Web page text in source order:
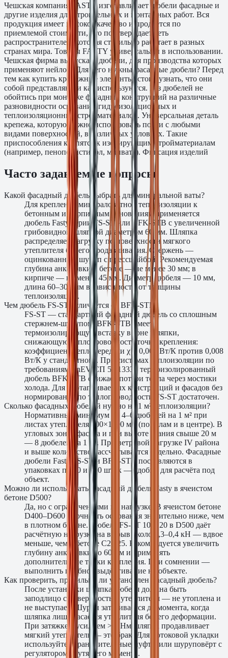
Чешская компания FASTY изготавливает дюбели фасадные и
другие изделия для строительных и монтажных работ. Вся
продукция имеет высокое качество и продается по
приемлемой стоимости, что подтверждает сеть
распространителей, которая стабильно работает в разных
странах мира. Товары FASTY универсальны в использовании.
Чешская фирма выпускает дюбели, для производства которых
применяют нейлон. Для чего нужны фасадные дюбели? Перед
тем как купить крепежные элементы, стоит узнать, что они
собой представляют и как используются. Без дюбелей не
обойтись при монтаже фасадных конструкций на различные
разновидности оснований гидроизоляционных и
теплоизоляционных стройматериалов. Универсальная деталь
крепежа, которую можно использовать почти с любыми
видами поверхностей, в различных условиях. Такие
приспособления крепятся к изолирующим стройматериалам
(например, пенополистирол, минвата). Фиксация изделий
Часто задаваемые вопросы
Какой фасадный дюбель выбрать для минеральной ваты?
Для крепления минераловатной теплоизоляции к
бетонным и кирпичным основаниям применяется
дюбель Fasty серии FS-ST или BFK-STB с увеличенной
грибовидной шляпкой диаметром 60 мм. Шляпка
распределяет нагрузку по поверхности мягкого
утеплителя без его продавливания. Стержень —
оцинкованный шуруп с прессшайбой. Рекомендуемая
глубина анкеровки в бетоне — не менее 30 мм; в
кирпиче — не менее 45 мм. Диаметр дюбеля — 10 мм,
длина 60–300 мм в зависимости от толщины
теплоизоляции.
Чем дюбель FS-ST отличается от BFK-STB?
FS-ST — стандартный фасадный дюбель со сплошным
стержнем-шурупом. BFK-STB имеет
термоизолирующую вставку в зоне шляпки,
снижающую теплопроводность точки крепления:
коэффициент теплопередачи χ ≤ 0,002 Вт/К против 0,008
Вт/К у стандартного. При системах теплоизоляции по
требованиям EnEV/СП 50.13330 термоизолированный
дюбель BFK-STB снижает потери тепла через мостики
холода. Для неотапливаемых конструкций и фасадов без
нормирования по теплопроводности FS-ST достаточен.
Сколько фасадных дюбелей нужно на 1 м² теплоизоляции?
Нормативный минимум — 4–6 дюбелей на 1 м² при
листах утеплителя 600×1200 мм (по углам и в центре). В
угловых зонах фасада и при высоте здания свыше 20 м
— 8 дюбелей на 1 м². При ветровой нагрузке IV района
и выше количество рассчитывается отдельно. Фасадные
дюбели Fasty FS-ST и BFK-STB поставляются в
упаковках по 50 и 100 штук — удобно для расчёта под
объект.
Можно ли использовать фасадный дюбель Fasty в ячеистом
бетоне D500?
Да, но с ограничениями по нагрузке. В ячеистом бетоне
D400–D600 прочность основания значительно ниже, чем
в плотном бетоне. Дюбель FS-ST 10×120 в D500 даёт
расчётную нагрузку на вырыв около 0,3–0,4 кН — вдвое
меньше, чем в бетоне C20/25. Рекомендуется увеличить
глубину анкеровки до 60 мм и применять
дополнительные точки крепления. При сомнении —
выполнить пробное выдёргивание на объекте.
Как проверить, правильно ли установлен фасадный дюбель?
После установки шляпка дюбеля должна быть
заподлицо с поверхностью утеплителя — не утоплена и
не выступает. Шуруп затягивается до момента, когда
шляпка лишь касается утеплителя без его деформации.
При затяжке с усилием > 5 Нм шляпка продавливает
мягкий утеплитель — это брак. Для потоковой укладки
используйте ограничительные муфты или шуруповёрт с
регулятором крутящего момента.